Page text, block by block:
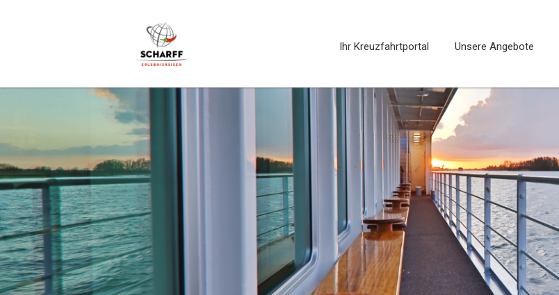
Ihr Kreuzfahrtportal Unsere Angebote